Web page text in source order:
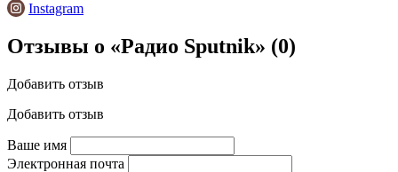
Instagram
Отзывы о «Радио Sputnik» (0)
Добавить отзыв
Добавить отзыв
Ваше имя
Электронная почта